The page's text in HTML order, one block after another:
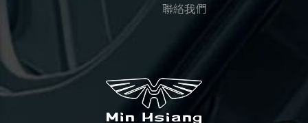
聯絡我們